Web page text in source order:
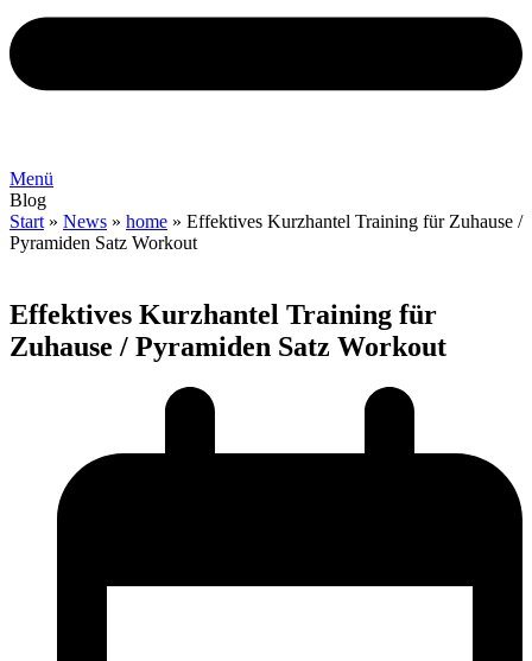
Menü
Blog
Start » News » home » Effektives Kurzhantel Training für Zuhause /
Pyramiden Satz Workout
Effektives Kurzhantel Training für
Zuhause / Pyramiden Satz Workout